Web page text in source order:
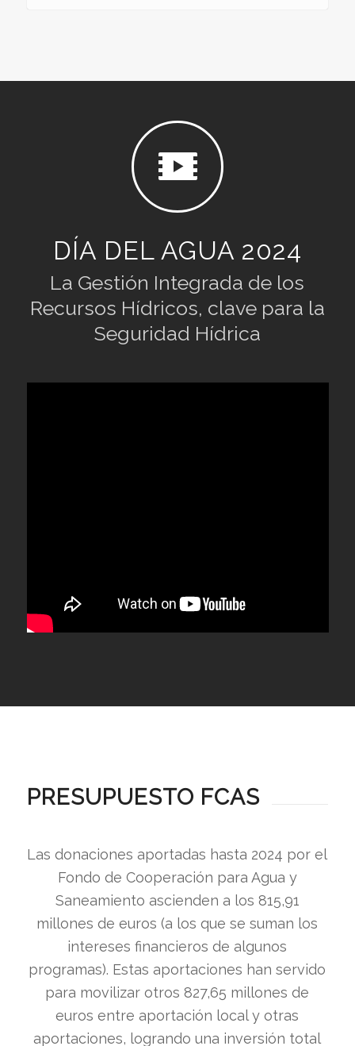
DÍA DEL AGUA 2024
La Gestión Integrada de los
Recursos Hídricos, clave para la
Seguridad Hídrica
PRESUPUESTO FCAS
Las donaciones aportadas hasta 2024 por el
Fondo de Cooperación para Agua y
Saneamiento ascienden a los 815,91
millones de euros (a los que se suman los
intereses financieros de algunos
programas). Estas aportaciones han servido
para movilizar otros 827,65 millones de
euros entre aportación local y otras
aportaciones, logrando una inversión total